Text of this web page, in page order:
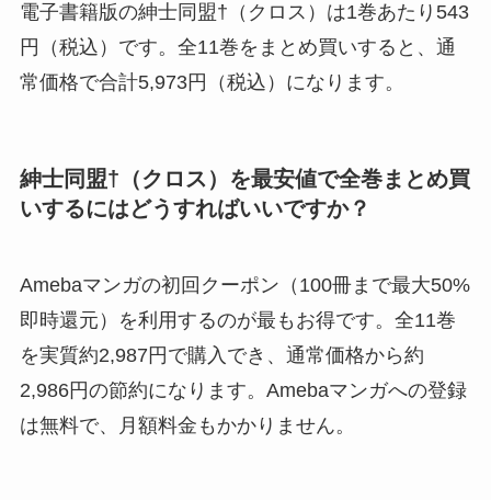
電子書籍版の紳士同盟†（クロス）は1巻あたり543
円（税込）です。全11巻をまとめ買いすると、通
常価格で合計5,973円（税込）になります。
紳士同盟†（クロス）を最安値で全巻まとめ買
いするにはどうすればいいですか？
Amebaマンガの初回クーポン（100冊まで最大50%
即時還元）を利用するのが最もお得です。全11巻
を実質約2,987円で購入でき、通常価格から約
2,986円の節約になります。Amebaマンガへの登録
は無料で、月額料金もかかりません。